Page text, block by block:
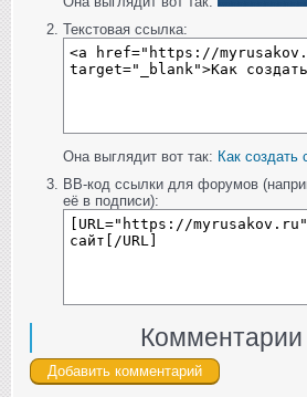
Текстовая ссылка:
Она выглядит вот так: Как создать
BB-код ссылки для форумов
её в подписи):